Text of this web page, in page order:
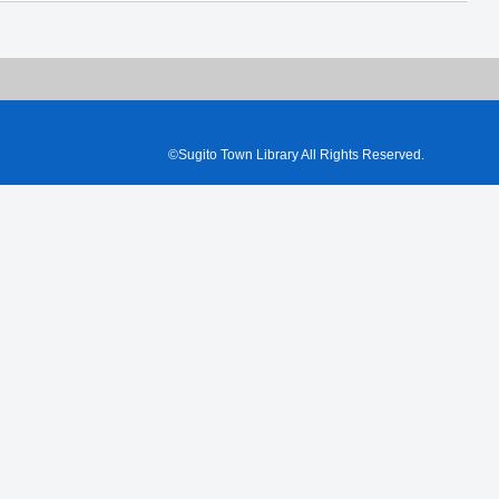
©Sugito Town Library All Rights Reserved.